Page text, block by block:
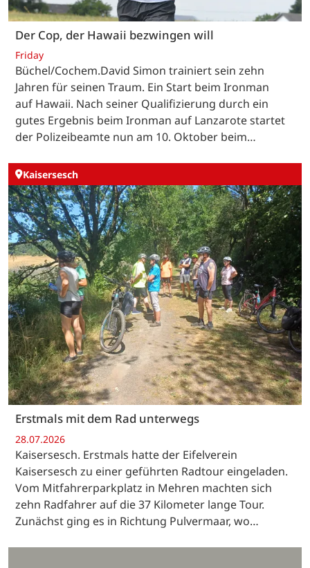
Der Cop, der Hawaii bezwingen will
Friday
Büchel/Cochem.David Simon trainiert sein zehn
Jahren für seinen Traum. Ein Start beim Ironman
auf Hawaii. Nach seiner Qualifizierung durch ein
gutes Ergebnis beim Ironman auf Lanzarote startet
der Polizeibeamte nun am 10. Oktober beim…
Kaisersesch
Erstmals mit dem Rad unterwegs
28.07.2026
Kaisersesch. Erstmals hatte der Eifelverein
Kaisersesch zu einer geführten Radtour eingeladen.
Vom Mitfahrerparkplatz in Mehren machten sich
zehn Radfahrer auf die 37 Kilometer lange Tour.
Zunächst ging es in Richtung Pulvermaar, wo…